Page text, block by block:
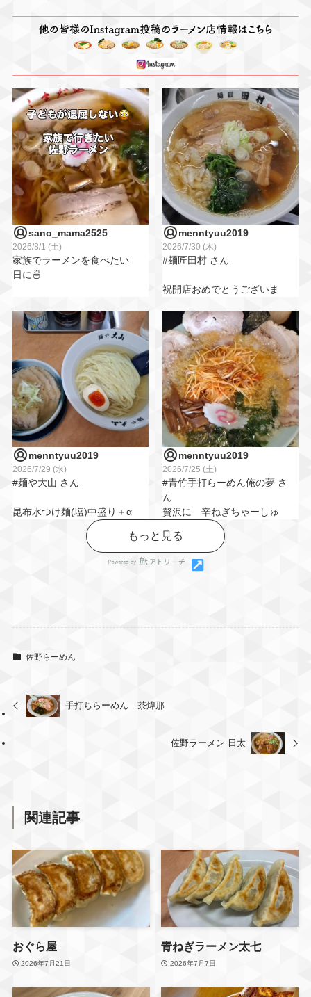
sano_mama2525
2026/8/1 (土)
家族でラーメンを食べたい
日に🍜
「しまだやラーメン」へ行
ってきました😊
透き通ったスープに
つるっとした麺。
シンプルだけど
また食べたくなる味でした✨
餃子も一緒に注文🥟
ラーメンと餃子の組み合わ
やっぱり外せない…！
テーブル席のみですが、
子ども用のおもちゃや絵本
料理を待っている時間も
子どもが過ごしやすかった
後日まとめます📌
チェックしてね✅
ーーーーーーーーーー
@sano_mama2525 では
・佐野市周辺の子連れおで
かけ
情報
menntyuu2019
2026/7/30 (木)
#麺匠田村 さん
祝開店おめでとうございま
佐野ニボラーメン
初めはやさしい煮干感が
段々増していく
強縮れの太麺はぷりっと
で、すいとんぽさもある
変化を楽しめる🍜美味しか
ったです😆👍️
#おいでよ佐野市 #田村屋 #
さのうま
menntyuu2019
2026/7/29 (水)
#麺や大山 さん
昆布水つけ麺(塩)中盛り＋α
カウンターで味わう至福の
#おいでよ佐野市 #さのうま
menntyuu2019
2026/7/25 (土)
#青竹手打らーめん俺の夢 さ
ん
贅沢に 辛ねぎちゃーしゅ
おすすめ！の ミニソース
カツ丼セット(全然ミニじゃ
ーないけど😆)
サクッと揚がったカツに甘
😆👍️
野市 #さのうま #愛情
もっと見る
佐野らーめん
手打ちらーめん 茶煒那
佐野ラーメン 日太
関連記事
おぐら屋
2026年7月21日
青ねぎラーメン太七
2026年7月7日